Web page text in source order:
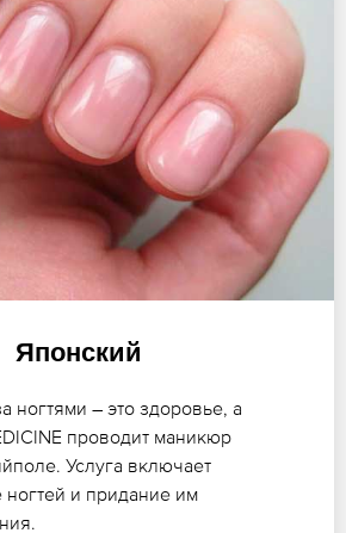
Японский
ногтями – это здоровье, а
проводит маникюр
Услуга включает
ногтей и придание им